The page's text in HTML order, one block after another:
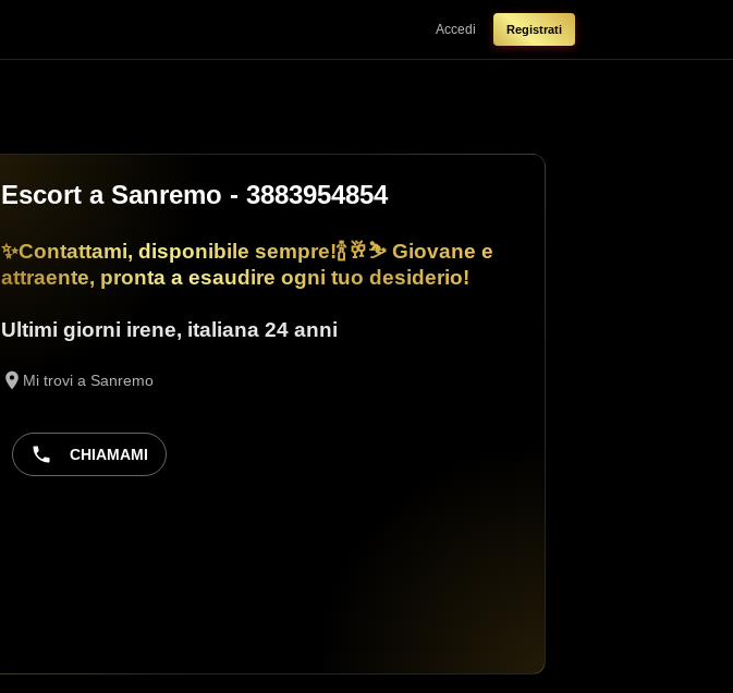
Accedi Registrati
Escort a Sanremo - 3883954854
✨Contattami, disponibile sempre!🍾🥂⛷️ Giovane e
attraente, pronta a esaudire ogni tuo desiderio!
Ultimi giorni irene, italiana 24 anni
Mi trovi a Sanremo
CHIAMAMI